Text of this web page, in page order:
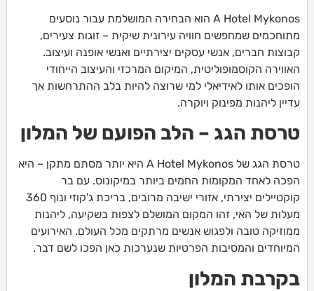
A Hotel Mykonos הוא הבחירה המושלמת עבור נוסעים
מתוחכמים שמחפשים חוויה עירונית שיקית – זוגות צעירים,
קבוצות חברים, אנשי עסקים יצירתיים ואנשי אופנה ועיצוב.
האווירה הקוסמופוליטית, המיקום המרכזי והעיצוב הייחודי
הופכים אותו לאידיאלי למי שרוצה להיות בלב ההתרחשות אך
עדיין ליהנות מפינוק ויוקרה.
טרסת הגג – הלב הפועם של המלון
טרסת הגג של A Hotel Mykonos היא יותר מסתם מתקן – היא
הפכה לאחד המקומות החמים ביותר במיקונוס. עם בר
קוקטיילים יצירתי, אזורי ישיבה מרובים, בריכת ג'קוזי ונוף 360
מעלות של האי, זהו המקום המושלם לצפות בשקיעה, ליהנות
ממוזיקה טובה ולפגוש אנשים מרתקים מכל העולם. האירועים
המיוחדים והמסיבות הפרטיות שנערכות כאן הפכו לשם דבר.
בקרבת המלון